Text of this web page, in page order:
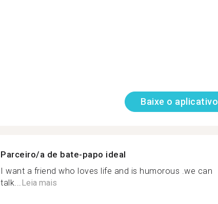
Baixe o aplicativo
Parceiro/a de bate-papo ideal
I want a friend who loves life and is humorous .we can
talk...Leia mais